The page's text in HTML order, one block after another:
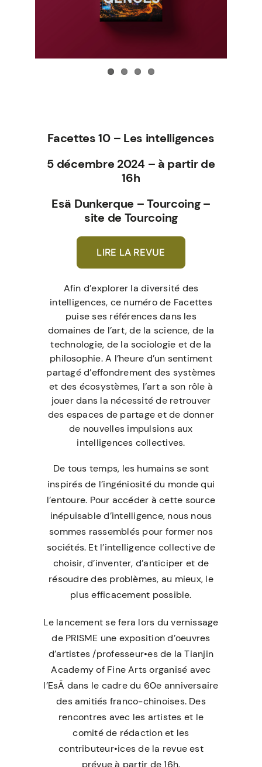
Facettes 10 – Les intelligences
5 décembre 2024 – à partir de
16h
Esä Dunkerque – Tourcoing –
site de Tourcoing
LIRE LA REVUE
Afin d’explorer la diversité des
intelligences, ce numéro de Facettes
puise ses références dans les
domaines de l’art, de la science, de la
technologie, de la sociologie et de la
philosophie. A l’heure d’un sentiment
partagé d’effondrement des systèmes
et des écosystèmes, l’art a son rôle à
jouer dans la nécessité de retrouver
des espaces de partage et de donner
de nouvelles impulsions aux
intelligences collectives.
De tous temps, les humains se sont
inspirés de l’ingéniosité du monde qui
l’entoure. Pour accéder à cette source
inépuisable d’intelligence, nous nous
sommes rassemblés pour former nos
sociétés. Et l’intelligence collective de
choisir, d’inventer, d’anticiper et de
résoudre des problèmes, au mieux, le
plus efficacement possible.
Le lancement se fera lors du vernissage
de PRISME une exposition d’oeuvres
d’artistes /professeur•es de la Tianjin
Academy of Fine Arts organisé avec
l’EsÄ dans le cadre du 60e anniversaire
des amitiés franco-chinoises. Des
rencontres avec les artistes et le
comité de rédaction et les
contributeur•ices de la revue est